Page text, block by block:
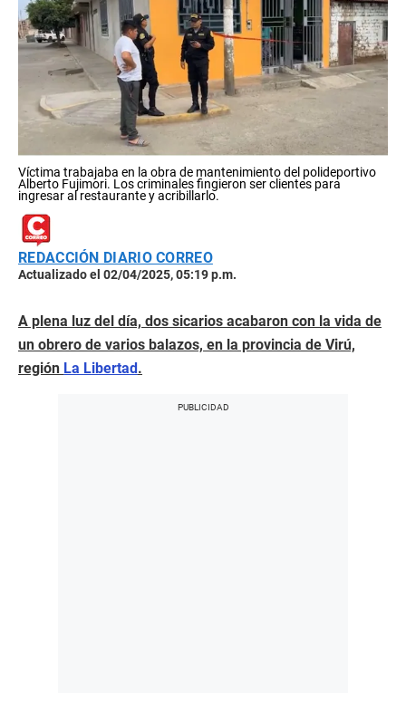
Víctima trabajaba en la obra de mantenimiento del polideportivo
Alberto Fujimori. Los criminales fingieron ser clientes para
ingresar al restaurante y acribillarlo.
REDACCIÓN DIARIO CORREO
Actualizado el 02/04/2025, 05:19 p.m.
A plena luz del día, dos sicarios acabaron con la vida de
un obrero de varios balazos, en la provincia de Virú,
región La Libertad .